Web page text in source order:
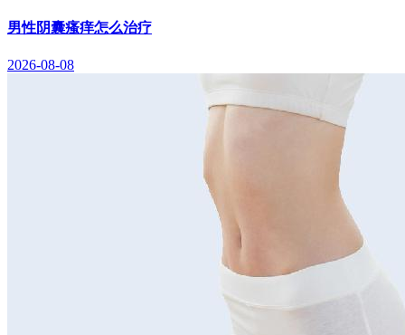
男性阴囊瘙痒怎么治疗
2026-08-08